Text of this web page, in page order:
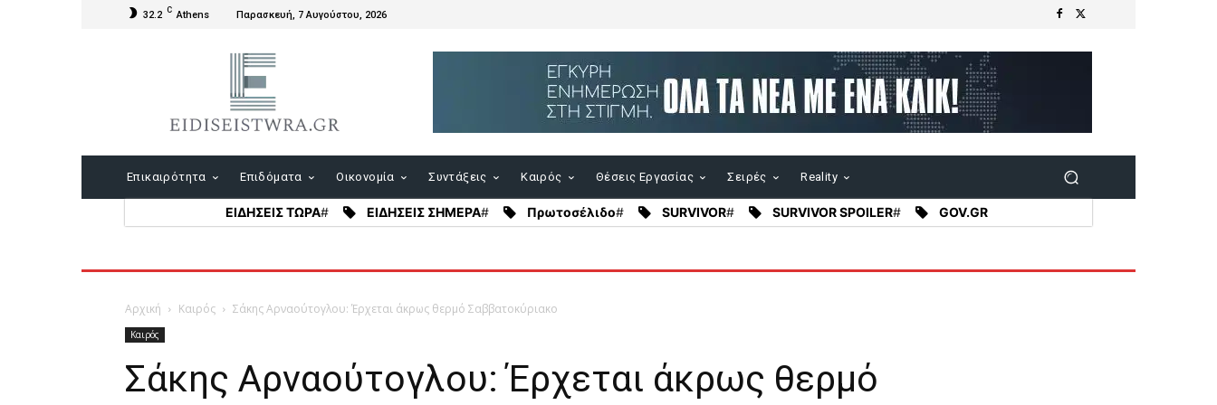
32.2 C Athens Παρασκευή, 7 Αυγούστου, 2026
Επικαιρότητα Επιδόματα Οικονομία Συντάξεις Καιρός Θέσεις Εργασίας Σειρές Reality
ΕΙΔΗΣΕΙΣ ΤΩΡΑ# ΕΙΔΗΣΕΙΣ ΣΗΜΕΡΑ# Πρωτοσέλιδο# SURVIVOR# SURVIVOR SPOILER# GOV.GR
Αρχική Καιρός Σάκης Αρναούτογλου: Έρχεται άκρως θερμό Σαββατοκύριακο
Καιρός
Σάκης Αρναούτογλου: Έρχεται άκρως θερμό